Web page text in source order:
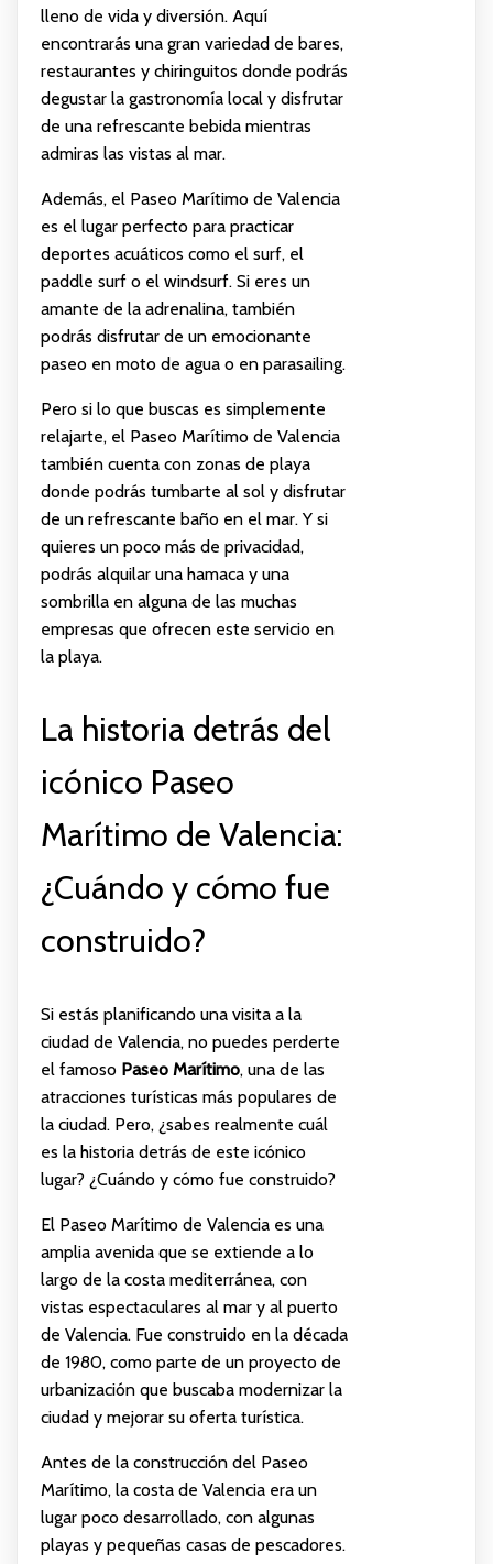
lleno de vida y diversión. Aquí
encontrarás una gran variedad de bares,
restaurantes y chiringuitos donde podrás
degustar la gastronomía local y disfrutar
de una refrescante bebida mientras
admiras las vistas al mar.
Además, el Paseo Marítimo de Valencia
es el lugar perfecto para practicar
deportes acuáticos como el surf, el
paddle surf o el windsurf. Si eres un
amante de la adrenalina, también
podrás disfrutar de un emocionante
paseo en moto de agua o en parasailing.
Pero si lo que buscas es simplemente
relajarte, el Paseo Marítimo de Valencia
también cuenta con zonas de playa
donde podrás tumbarte al sol y disfrutar
de un refrescante baño en el mar. Y si
quieres un poco más de privacidad,
podrás alquilar una hamaca y una
sombrilla en alguna de las muchas
empresas que ofrecen este servicio en
la playa.
La historia detrás del
icónico Paseo
Marítimo de Valencia:
¿Cuándo y cómo fue
construido?
Si estás planificando una visita a la
ciudad de Valencia, no puedes perderte
el famoso Paseo Marítimo, una de las
atracciones turísticas más populares de
la ciudad. Pero, ¿sabes realmente cuál
es la historia detrás de este icónico
lugar? ¿Cuándo y cómo fue construido?
El Paseo Marítimo de Valencia es una
amplia avenida que se extiende a lo
largo de la costa mediterránea, con
vistas espectaculares al mar y al puerto
de Valencia. Fue construido en la década
de 1980, como parte de un proyecto de
urbanización que buscaba modernizar la
ciudad y mejorar su oferta turística.
Antes de la construcción del Paseo
Marítimo, la costa de Valencia era un
lugar poco desarrollado, con algunas
playas y pequeñas casas de pescadores.